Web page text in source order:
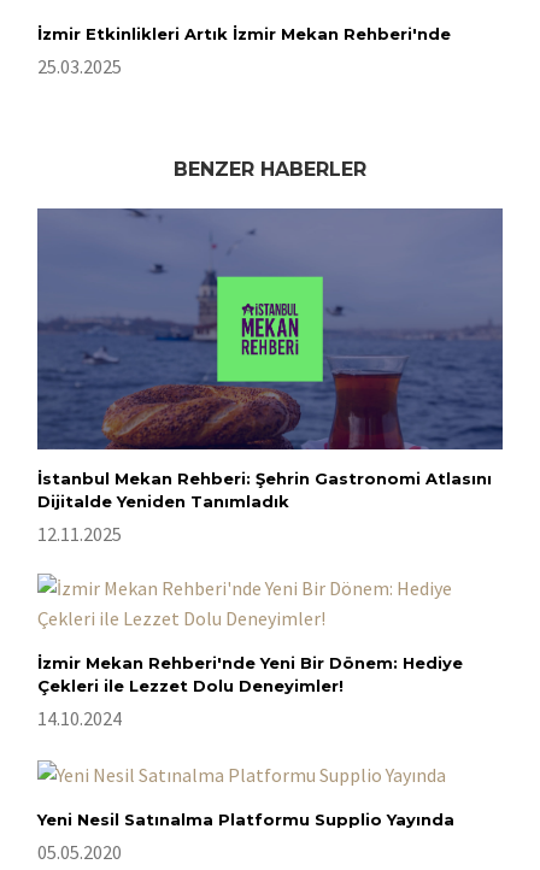
İzmir Etkinlikleri Artık İzmir Mekan Rehberi'nde
25.03.2025
BENZER HABERLER
İstanbul Mekan Rehberi: Şehrin Gastronomi Atlasını
Dijitalde Yeniden Tanımladık
12.11.2025
İzmir Mekan Rehberi'nde Yeni Bir Dönem: Hediye
Çekleri ile Lezzet Dolu Deneyimler!
14.10.2024
Yeni Nesil Satınalma Platformu Supplio Yayında
05.05.2020